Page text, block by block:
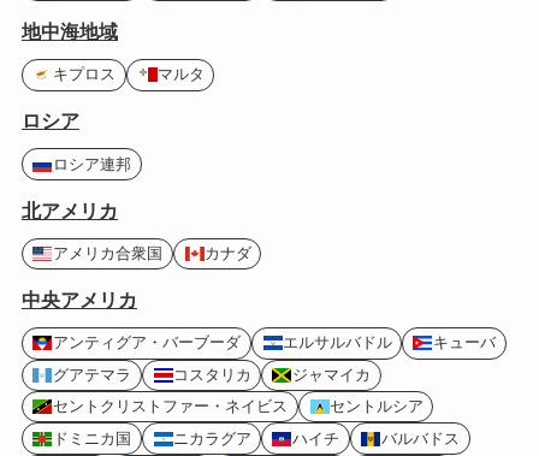
地中海地域
キプロス マルタ
ロシア
ロシア連邦
北アメリカ
アメリカ合衆国 カナダ
中央アメリカ
アンティグア・バーブーダ エルサルバドル
キューバ
グアテマラ
コスタリカ
ジャマイカ
セントクリストファー・ネイビス
セントルシア
ドミニカ国
ニカラグア ハイチ
バルバドス